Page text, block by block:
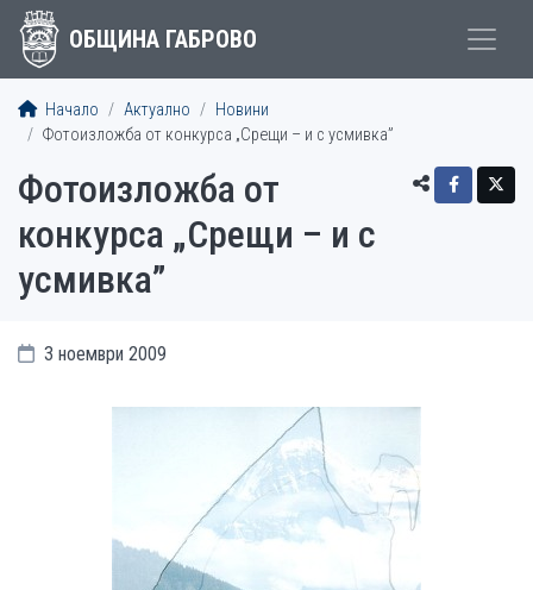
ОБЩИНА ГАБРОВО
Начало Актуално
Новини
Фотоизложба от конкурса „Срещи – и с усмивка”
Фотоизложба от
конкурса „Срещи – и с
усмивка”
3 ноември 2009